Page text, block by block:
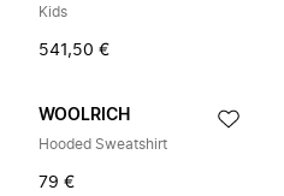
Kids
541,50 €
WOOLRICH
Hooded Sweatshirt
79 €